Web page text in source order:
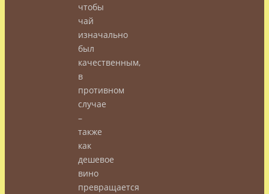
чтобы
чай
изначально
был
качественным,
в
противном
случае
–
также
как
дешевое
вино
превращается